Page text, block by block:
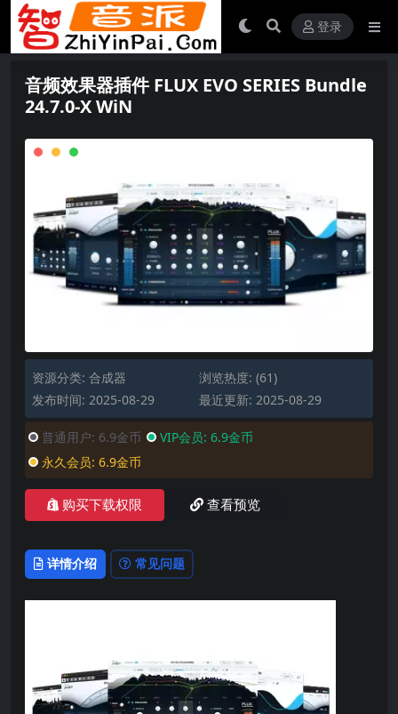
登录
音频效果器插件 FLUX EVO SERIES Bundle
24.7.0-X WiN
资源分类: 合成器
浏览热度: (61)
发布时间: 2025-08-29
最近更新: 2025-08-29
普通用户: 6.9金币 VIP会员: 6.9金币
永久会员: 6.9金币
购买下载权限 查看预览
详情介绍 常见问题